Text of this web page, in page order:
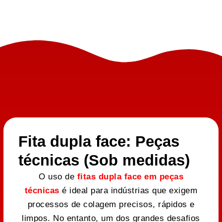
Fita dupla face: Peças
técnicas (Sob medidas)
O uso de fitas dupla face em peças
técnicas é ideal para indústrias que exigem
processos de colagem precisos, rápidos e
limpos. No entanto, um dos grandes desafios